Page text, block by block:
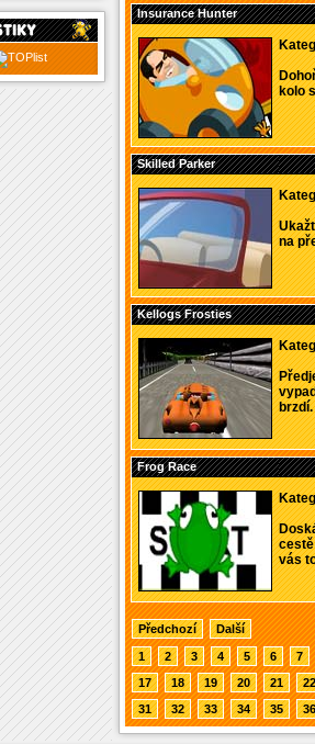
Insurance Hunter
kolo
Skilled Parker
na
Kellogs Frosties
brzdí.
Frog Race
cestě
vás
Předchozí Další
1 2 3 4 5 6
7
17
18 19 20 21
22
31
32 33 34 35 36